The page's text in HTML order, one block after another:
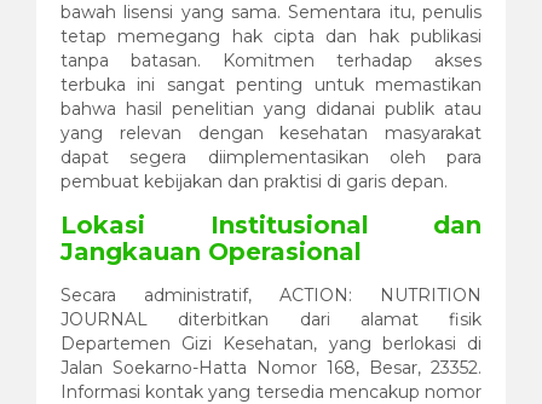
bawah lisensi yang sama. Sementara itu, penulis
tetap memegang hak cipta dan hak publikasi
tanpa batasan. Komitmen terhadap akses
terbuka ini sangat penting untuk memastikan
bahwa hasil penelitian yang didanai publik atau
yang relevan dengan kesehatan masyarakat
dapat segera diimplementasikan oleh para
pembuat kebijakan dan praktisi di garis depan.
Lokasi Institusional dan
Jangkauan Operasional
Secara administratif, ACTION: NUTRITION
JOURNAL diterbitkan dari alamat fisik
Departemen Gizi Kesehatan, yang berlokasi di
Jalan Soekarno-Hatta Nomor 168, Besar, 23352.
Informasi kontak yang tersedia mencakup nomor